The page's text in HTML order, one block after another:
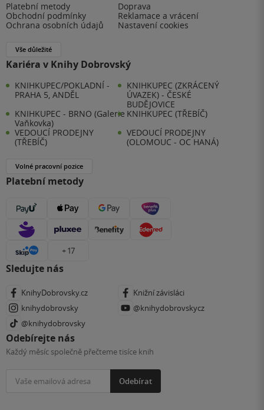
Platební metody
Doprava
Obchodní podmínky
Reklamace a vrácení
Ochrana osobních údajů
Nastavení cookies
Vše důležité
Kariéra v Knihy Dobrovský
KNIHKUPEC/POKLADNÍ -
PRAHA 5, ANDĚL
KNIHKUPEC (ZKRÁCENÝ
ÚVAZEK) - ČESKÉ
BUDĚJOVICE
KNIHKUPEC - BRNO (Galerie
Vaňkovka)
KNIHKUPEC (TŘEBÍČ)
VEDOUCÍ PRODEJNY
(TŘEBÍČ)
VEDOUCÍ PRODEJNY
(OLOMOUC - OC HANÁ)
Volné pracovní pozice
Platební metody
+ 17
Sledujte nás
KnihyDobrovsky.cz
Knižní závisláci
knihydobrovsky
@knihydobrovskycz
@knihydobrovsky
Odebírejte nás
Každý měsíc společně přečteme tisíce knih
Odebírat